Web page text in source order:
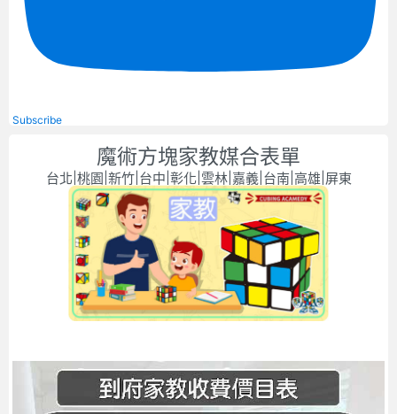
Subscribe
魔術方塊家教媒合表單
台北|桃園|新竹|台中|彰化|雲林|嘉義|台南|高雄|屏東